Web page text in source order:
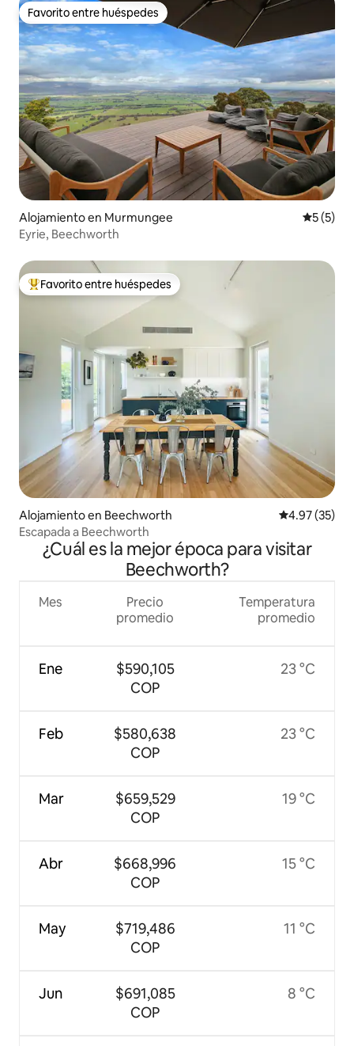
Favorito entre huéspedes
Favorito entre huéspedes
Alojamiento en Murmungee
5 (5)
Eyrie, Beechworth
Favorito entre huéspedes preferido
Favorito entre huéspedes
Alojamiento en Beechworth Calificación
4.97 (35)
Escapada a Beechworth
¿Cuál es la mejor época para visitar
Beechworth?
Mes
Ene
Feb
Mar
Abr
May
Jun
Precio
promedio
$590,105
COP
$580,638
COP
$659,529
COP
$668,996
COP
$719,486
COP
$691,085
COP
Temperatura
promedio
23 °C
23 °C
19 °C
15 °C
11 °C
8 °C